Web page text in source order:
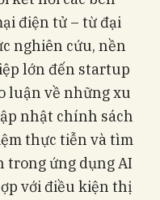
điện tử – từ đại
nghiên cứu, nền
lớn đến startup
luận về những xu
nhật chính sách
thực tiễn và tìm
trong ứng dụng AI
với điều kiện thị